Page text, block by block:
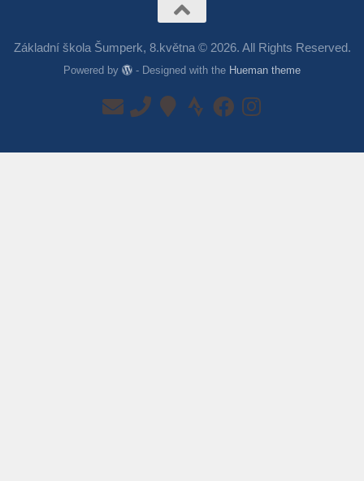
Základní škola Šumperk, 8.května © 2026. All Rights Reserved.
Powered by - Designed with the Hueman theme